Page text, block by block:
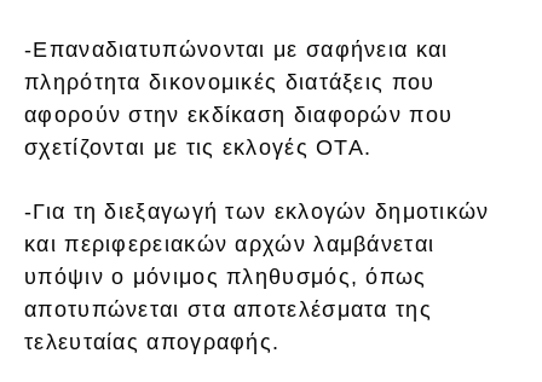
-Επαναδιατυπώνονται με σαφήνεια και
πληρότητα δικονομικές διατάξεις που
αφορούν στην εκδίκαση διαφορών που
σχετίζονται με τις εκλογές ΟΤΑ.
-Για τη διεξαγωγή των εκλογών δημοτικών
και περιφερειακών αρχών λαμβάνεται
υπόψιν ο μόνιμος πληθυσμός, όπως
αποτυπώνεται στα αποτελέσματα της
τελευταίας απογραφής.